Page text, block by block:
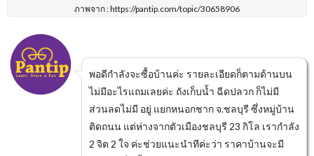
ภาพจาก : https://pantip.com/topic/30658906
พอดีกำลังจะซื้อบ้านค่ะ รายละเอียดก็ตามด้านบน
ไม่มีอะไรแถมเลยค่ะ ถังเก็บน้ำ ฉีดปลวก ก็ไม่มี
ส่วนลดไม่มี อยู่ แยกหนอกชาก จ.ชลบุรี ซึ่งหมู่บ้าน
ติดถนน แต่ห่างจากตัวเมืองชลบุรี 23 กิโล เรากำลัง
2 จิต 2 ใจ ค่ะช่วยแนะนำทีค่ะว่า ราคาบ้านจะมี